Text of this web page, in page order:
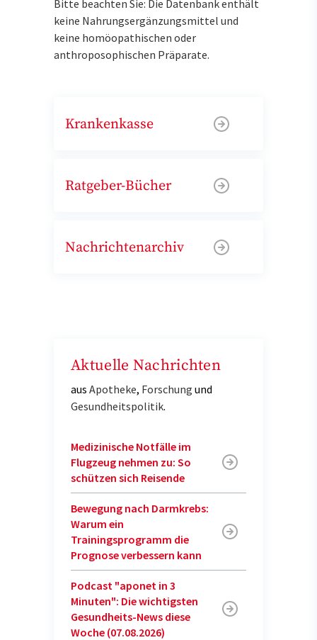
Bitte beachten Sie: Die Datenbank enthält
keine Nahrungsergänzungsmittel und
keine homöopathischen oder
anthroposophischen Präparate.
Krankenkasse
Ratgeber-Bücher
Nachrichtenarchiv
Aktuelle Nachrichten
aus Apotheke, Forschung und
Gesundheitspolitik.
Medizinische Notfälle im
Flugzeug nehmen zu: So
schützen sich Reisende
Bewegung nach Darmkrebs:
Warum ein
Trainingsprogramm die
Prognose verbessern kann
Podcast "aponet in 3
Minuten": Die wichtigsten
Gesundheits-News diese
Woche (07.08.2026)